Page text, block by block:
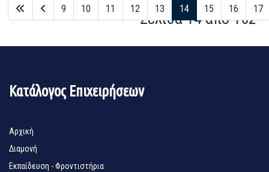
Σελίδα 14 από 162
9 10 11 12 13 14 15 16 17
Κατάλογος Επιχειρήσεων
Αρχική
Διαμονή
Εκπαίδευση - Φροντιστήρια